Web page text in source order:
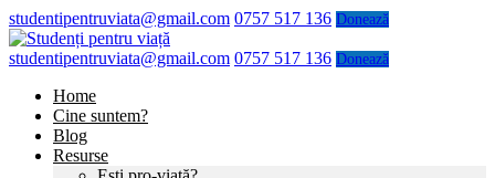
studentipentruviata@gmail.com 0757 517 136 Donează
studentipentruviata@gmail.com 0757 517 136 Donează
Home
Cine suntem?
Blog
Resurse